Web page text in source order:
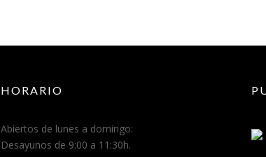
HORARIO
Abiertos de lunes a domingo:
Desayunos de 9:00 a 11:30h.